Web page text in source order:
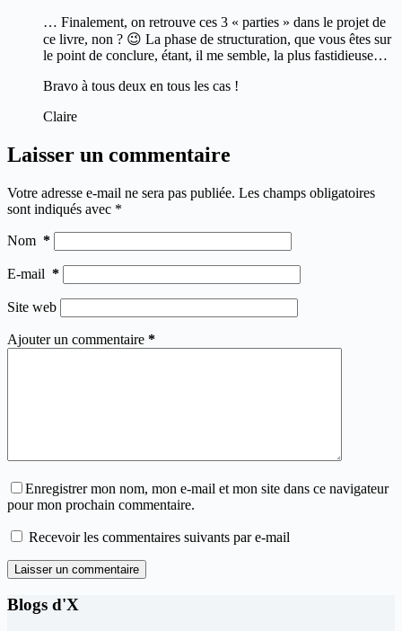
… Finalement, on retrouve ces 3 « parties » dans le projet de
ce livre, non ? 😉 La phase de structuration, que vous êtes sur
le point de conclure, étant, il me semble, la plus fastidieuse…
Bravo à tous deux en tous les cas !
Claire
Laisser un commentaire
Votre adresse e-mail ne sera pas publiée. Les champs obligatoires
sont indiqués avec *
Nom *
E-mail *
Site web
Ajouter un commentaire *
Enregistrer mon nom, mon e-mail et mon site dans ce navigateur
pour mon prochain commentaire.
Recevoir les commentaires suivants par e-mail
Laisser un commentaire
Blogs d'X